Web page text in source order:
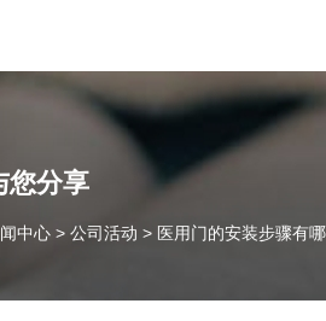
专业从事自动门工业门类产品的生产
咨询！
于您的工业门 快速门
后一站式服务
您分享
中心 > 公司活动 > 医用门的安装步骤有哪